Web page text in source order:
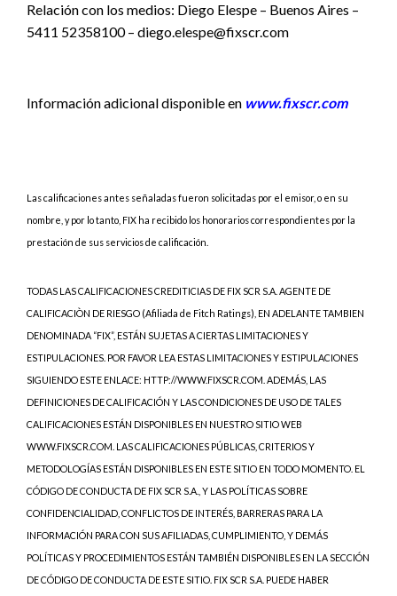
Relación con los medios: Diego Elespe – Buenos Aires –
5411 52358100 – diego.elespe@fixscr.com
Información adicional disponible en www.fixscr.com
Las calificaciones antes señaladas fueron solicitadas por el emisor, o en su
nombre, y por lo tanto, FIX ha recibido los honorarios correspondientes por la
prestación de sus servicios de calificación.
TODAS LAS CALIFICACIONES CREDITICIAS DE FIX SCR S.A. AGENTE DE
CALIFICACIÒN DE RIESGO (Afiliada de Fitch Ratings), EN ADELANTE TAMBIEN
DENOMINADA “FIX”, ESTÁN SUJETAS A CIERTAS LIMITACIONES Y
ESTIPULACIONES. POR FAVOR LEA ESTAS LIMITACIONES Y ESTIPULACIONES
SIGUIENDO ESTE ENLACE: HTTP://WWW.FIXSCR.COM. ADEMÁS, LAS
DEFINICIONES DE CALIFICACIÓN Y LAS CONDICIONES DE USO DE TALES
CALIFICACIONES ESTÁN DISPONIBLES EN NUESTRO SITIO WEB
WWW.FIXSCR.COM. LAS CALIFICACIONES PÚBLICAS, CRITERIOS Y
METODOLOGÍAS ESTÁN DISPONIBLES EN ESTE SITIO EN TODO MOMENTO. EL
CÓDIGO DE CONDUCTA DE FIX SCR S.A., Y LAS POLÍTICAS SOBRE
CONFIDENCIALIDAD, CONFLICTOS DE INTERÉS, BARRERAS PARA LA
INFORMACIÓN PARA CON SUS AFILIADAS, CUMPLIMIENTO, Y DEMÁS
POLÍTICAS Y PROCEDIMIENTOS ESTÁN TAMBIÉN DISPONIBLES EN LA SECCIÓN
DE CÓDIGO DE CONDUCTA DE ESTE SITIO. FIX SCR S.A. PUEDE HABER